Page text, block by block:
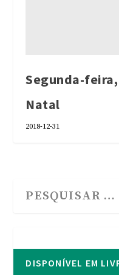
Segunda-
Natal
2018-12-31
DISPONÍVEL EM